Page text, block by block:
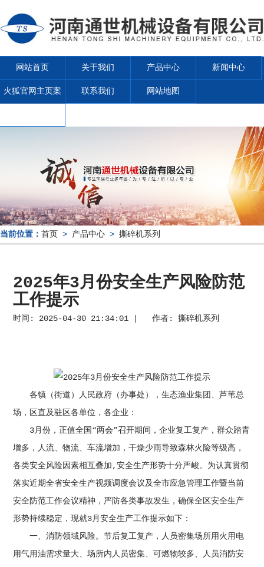
网站首页 关于我们 产品中心 新闻中心
火狐官网主页案 联系我们 网站地图
当前位置： 首页 > 产品中心 > 撕碎机系列
2025年3月份安全生产风险防范
工作提示
时间: 2025-04-30 21:34:01 | 作者:撕碎机系列
各镇（街道）人民政府（办事处），生态渔业集团、芦苇总
场，区直及驻区各单位，各企业：
3月份，正值全国“两会”召开期间，企业复工复产，群众踏青
增多，人流、物流、车流增加，干燥少雨导致森林火险等级高，
各类安全风险因素相互叠加,安全生产形势十分严峻。为认真贯彻
落实近期全省安全生产视频调度会议及全市应急管理工作暨当前
安全防范工作会议精神，严防各类事故发生，确保全区安全生产
形势持续稳定，现就3月安全生产工作提示如下：
一、消防领域风险。节后复工复产，人员密集场所用火用电
用气用油需求量大、场所内人员密集、可燃物较多、人员消防安